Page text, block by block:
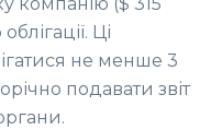
Ці
не менше 3
подавати звіт